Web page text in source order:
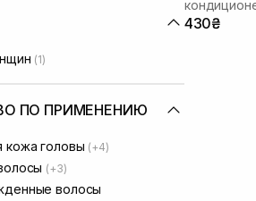
(1)
ПО ПРИМЕНЕНИЮ
кожа головы (+4)
(+3)
волосы
430₴